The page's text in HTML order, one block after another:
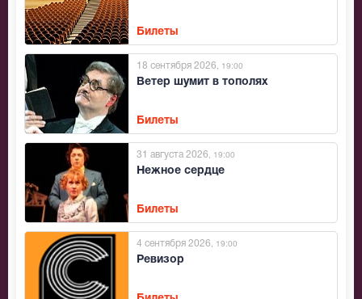
Билеты
Ветер шумит в тополях
18 сентября 2026 , 19:00
Билеты
Нежное сердце
31 августа 2026 , 19:00
Билеты
Ревизор
4 сентября 2026 , 19:00